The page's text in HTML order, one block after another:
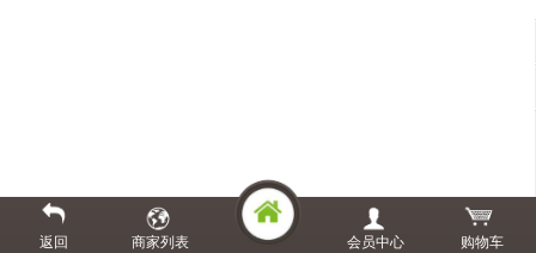
返回 商家列表 会员中心 购物车